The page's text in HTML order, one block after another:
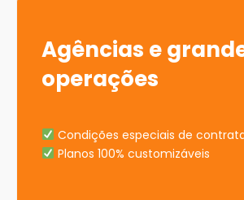
Agências e
operações
Condições especiais de
Planos 100% customizáveis